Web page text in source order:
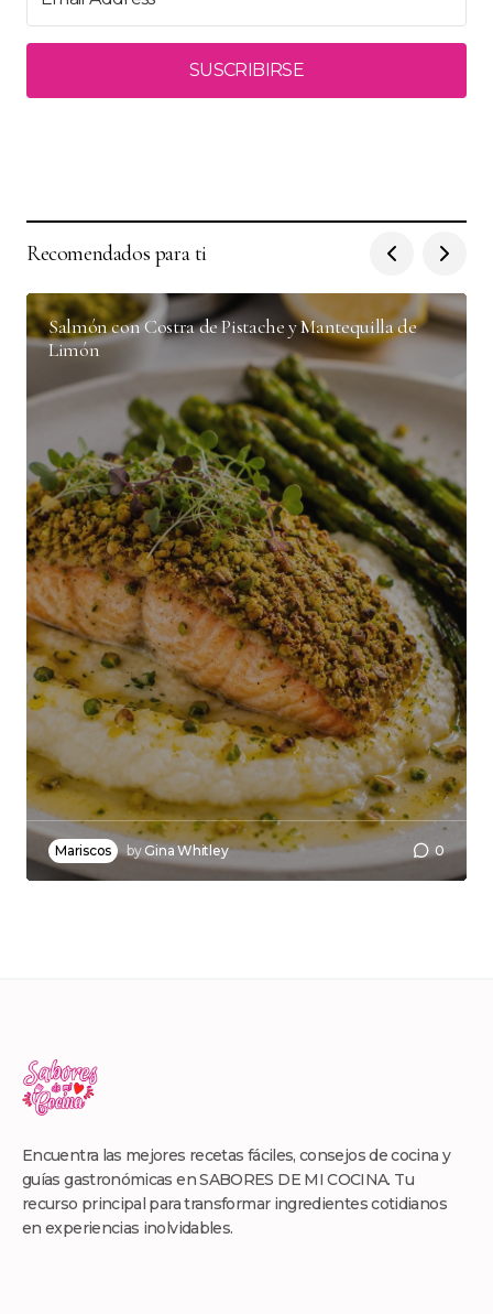
SUSCRIBIRSE
Recomendados para ti
Salmón con Costra de Pistache y Mantequilla de
Limón
Mariscos by Gina Whitley 0
Encuentra las mejores recetas fáciles, consejos de cocina y
guías gastronómicas en SABORES DE MI COCINA. Tu
recurso principal para transformar ingredientes cotidianos
en experiencias inolvidables.